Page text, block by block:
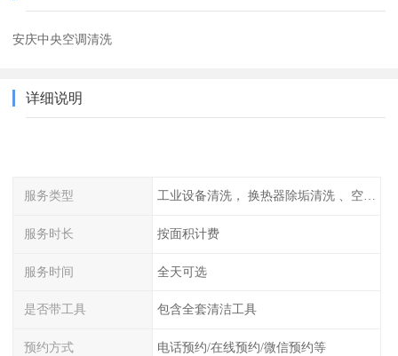
安庆中央空调清洗
详细说明
服务类型 工业设备清洗， 换热器除垢清洗 、空调清洗等
服务时长 按面积计费
服务时间 全天可选
是否带工具 包含全套清洁工具
预约方式 电话预约/在线预约/微信预约等